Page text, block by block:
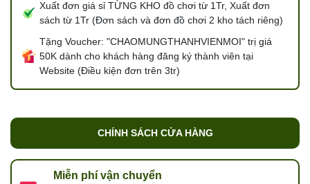
Xuất đơn giá sỉ TỪNG KHO đồ chơi từ 1Tr, Xuất đơn
sách từ 1Tr (Đơn sách và đơn đồ chơi 2 kho tách riêng)
Tặng Voucher: "CHAOMUNGTHANHVIENMOI" trị giá
50K dành cho khách hàng đăng ký thành viên tại
Website (Điều kiện đơn trên 3tr)
CHÍNH SÁCH CỬA HÀNG
Miễn phí vận chuyển